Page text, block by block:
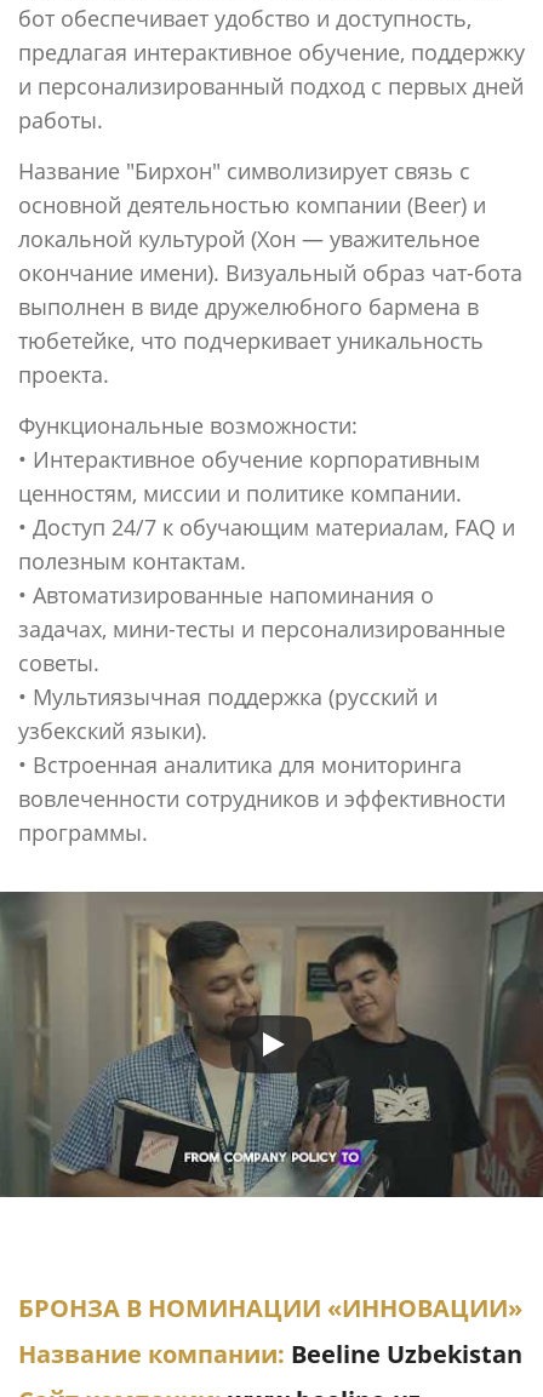
бот обеспечивает удобство и доступность,
предлагая интерактивное обучение, поддержку
и персонализированный подход с первых дней
работы.
Название "Бирхон" символизирует связь с
основной деятельностью компании (Beer) и
локальной культурой (Хон — уважительное
окончание имени). Визуальный образ чат-бота
выполнен в виде дружелюбного бармена в
тюбетейке, что подчеркивает уникальность
проекта.
Функциональные возможности:
• Интерактивное обучение корпоративным
ценностям, миссии и политике компании.
• Доступ 24/7 к обучающим материалам, FAQ и
полезным контактам.
• Автоматизированные напоминания о
задачах, мини-тесты и персонализированные
советы.
• Мультиязычная поддержка (русский и
узбекский языки).
• Встроенная аналитика для мониторинга
вовлеченности сотрудников и эффективности
программы.
БРОНЗА В НОМИНАЦИИ «ИННОВАЦИИ»
Название компании: Beeline Uzbekistan